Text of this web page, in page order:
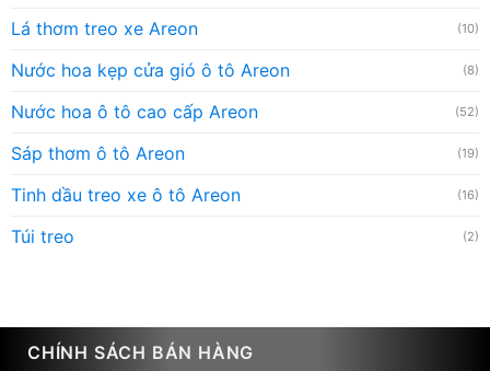
Lá thơm treo xe Areon (10)
Nước hoa kẹp cửa gió ô tô Areon (8)
Nước hoa ô tô cao cấp Areon (52)
Sáp thơm ô tô Areon (19)
Tinh dầu treo xe ô tô Areon (16)
Túi treo (2)
CHÍNH SÁCH BÁN HÀNG